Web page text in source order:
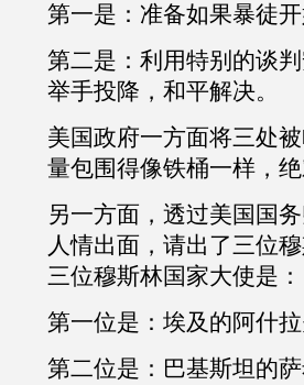
第一是：准备如果暴徒
第二是：利用特别的谈
举手投降，和平解决。
美国政府一方面将三处
量包围得像铁桶一样，
另一方面，透过美国国
人情出面，请出了三位
三位穆斯林国家大使是：
第一位是：埃及的阿什
第二位是：巴基斯坦的